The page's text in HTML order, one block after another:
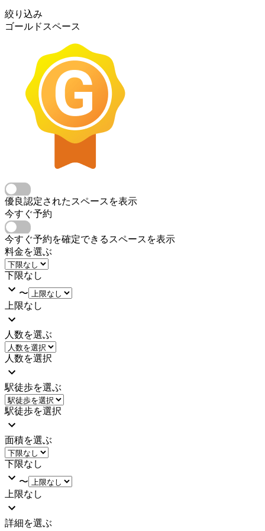
絞り込み
ゴールドスペース
優良認定されたスペースを表示
今すぐ予約
今すぐ予約を確定できるスペースを表示
料金を選ぶ
下限なし
〜
上限なし
人数を選ぶ
人数を選択
駅徒歩を選ぶ
駅徒歩を選択
面積を選ぶ
下限なし
〜
上限なし
詳細を選ぶ